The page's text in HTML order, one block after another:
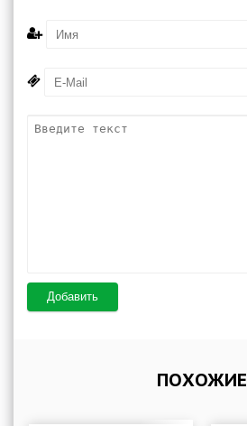
Добавить
ПОХОЖИЕ